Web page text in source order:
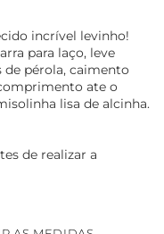
incrível levinho!
para laço, leve
de pérola, caimento
ate o
lisa de alcinha.
de realizar a